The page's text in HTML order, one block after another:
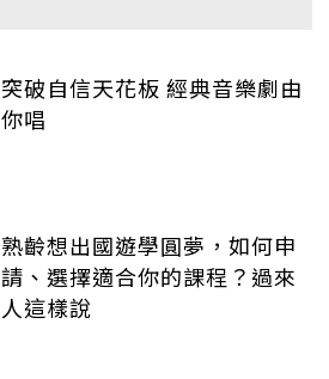
突破自信天花板 經典音樂劇由
你唱
熟齡想出國遊學圓夢，如何申
請、選擇適合你的課程？過來
人這樣說